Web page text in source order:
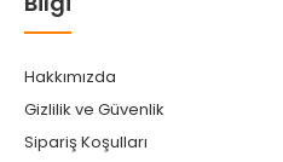
Hakkımızda
Gizlilik ve Güvenlik
Sipariş Koşulları